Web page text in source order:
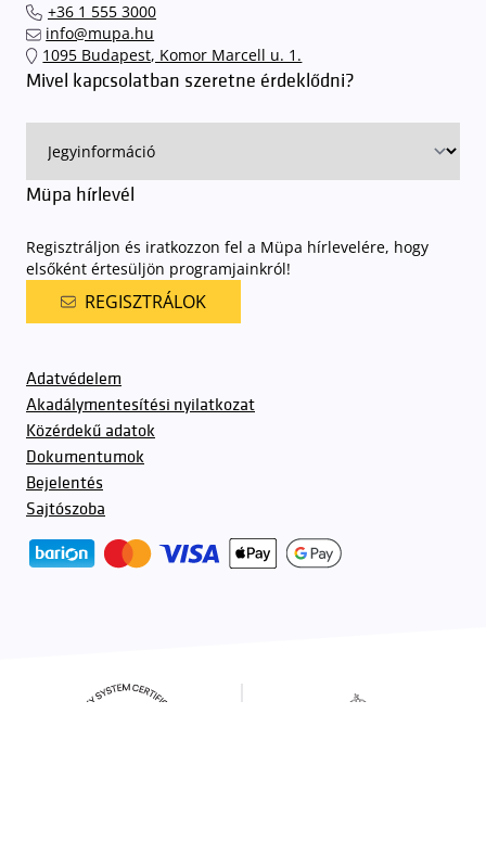
+36 1 555 3000
info@mupa.hu
1095 Budapest, Komor Marcell u. 1.
Mivel kapcsolatban szeretne érdeklődni?
Müpa hírlevél
Regisztráljon és iratkozzon fel a Müpa hírlevelére, hogy
elsőként értesüljön programjainkról!
REGISZTRÁLOK
Adatvédelem
Akadálymentesítési nyilatkozat
Közérdekű adatok
Dokumentumok
Bejelentés
Sajtószoba